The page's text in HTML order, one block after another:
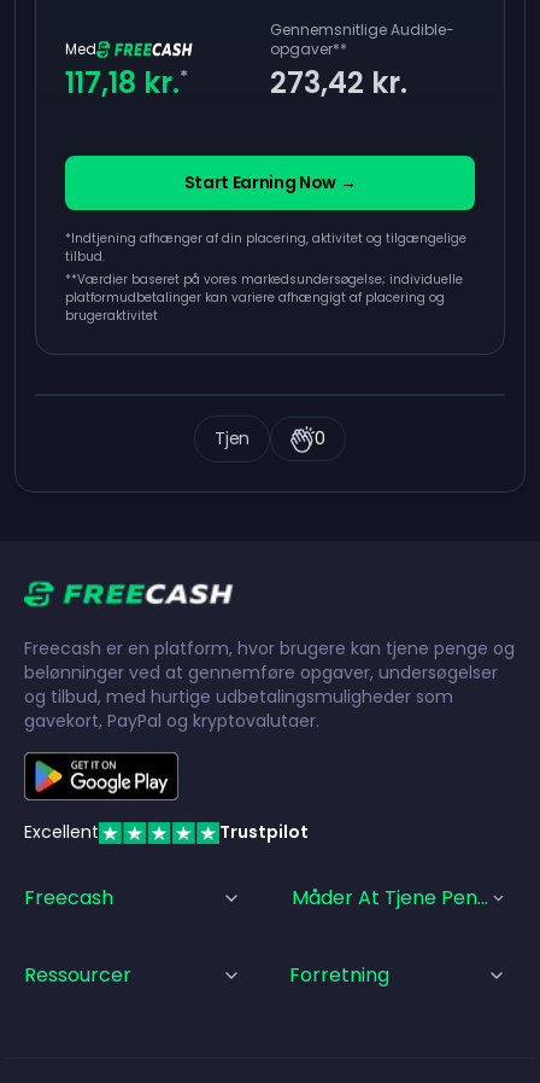
Med
117,18 kr.*
Gennemsnitlige Audible-
opgaver**
273,42 kr.
Start Earning Now →
*Indtjening afhænger af din placering, aktivitet og tilgængelige
tilbud.
**Værdier baseret på vores markedsundersøgelse; individuelle
platformudbetalinger kan variere afhængigt af placering og
brugeraktivitet
Tjen 0
Freecash er en platform, hvor brugere kan tjene penge og
belønninger ved at gennemføre opgaver, undersøgelser
og tilbud, med hurtige udbetalingsmuligheder som
gavekort, PayPal og kryptovalutaer.
Excellent Trustpilot
Freecash Måder At Tjene Penge På
Ressourcer Forretning